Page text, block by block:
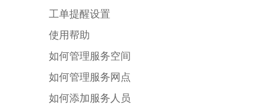
工单提醒设置
使用帮助
如何管理服务空间
如何管理服务网点
如何添加服务人员